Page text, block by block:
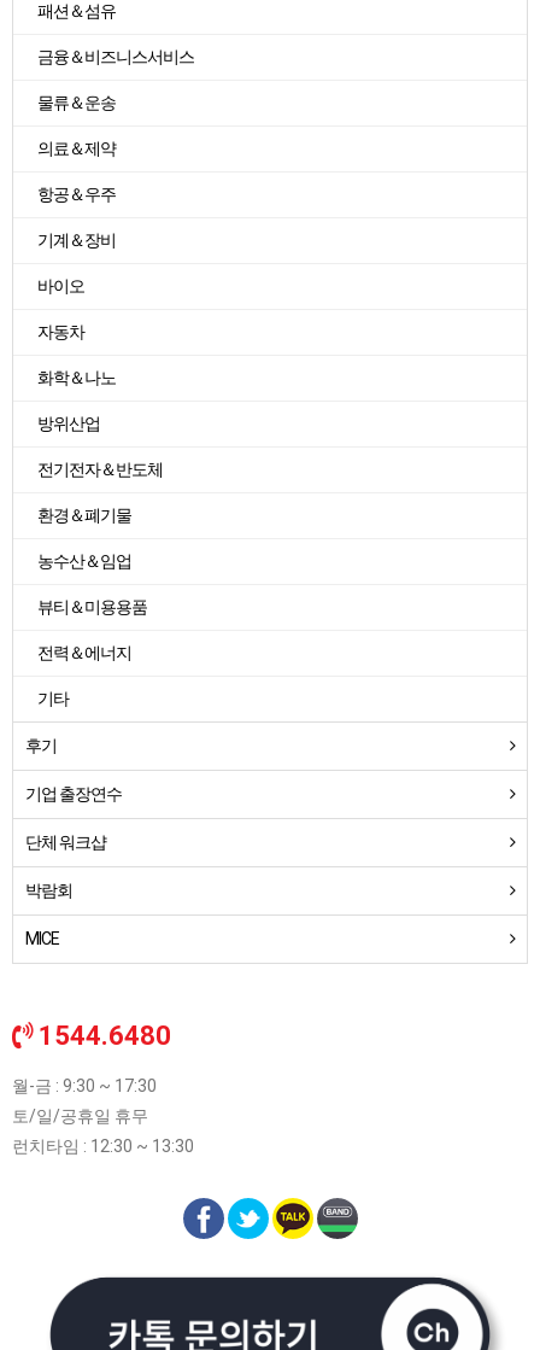
패션＆섬유
금융＆비즈니스서비스
물류＆운송
의료＆제약
항공＆우주
기계＆장비
바이오
자동차
화학＆나노
방위산업
전기전자＆반도체
환경＆폐기물
농수산＆임업
뷰티＆미용용품
전력＆에너지
기타
후기
기업 출장연수
단체 워크샵
박람회
MICE
1544.6480
월-금 : 9:30 ~ 17:30
토/일/공휴일 휴무
런치타임 : 12:30 ~ 13:30